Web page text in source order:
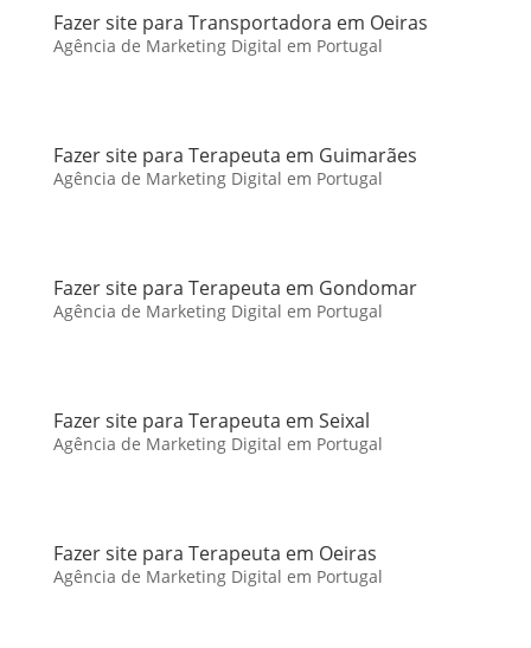
Fazer site para Transportadora em Oeiras
Agência de Marketing Digital em Portugal
Fazer site para Terapeuta em Guimarães
Agência de Marketing Digital em Portugal
Fazer site para Terapeuta em Gondomar
Agência de Marketing Digital em Portugal
Fazer site para Terapeuta em Seixal
Agência de Marketing Digital em Portugal
Fazer site para Terapeuta em Oeiras
Agência de Marketing Digital em Portugal